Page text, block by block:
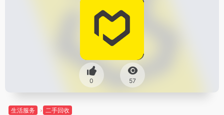
0 57
生活服务 二手回收